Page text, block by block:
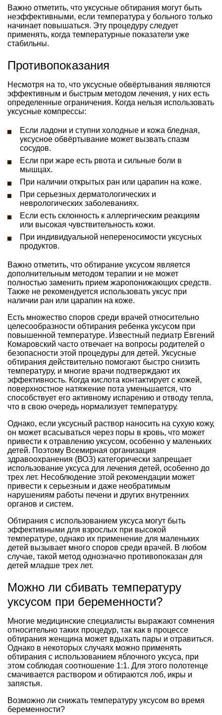
Важно отметить, что уксусные обтирания могут быть
неэффективными, если температура у больного только
начинает повышаться. Эту процедуру следует
применять, когда температурные показатели уже
стабильны.
Противопоказания
Несмотря на то, что уксусные обвёртывания являются
эффективным и быстрым методом лечения, у них есть
определенные ограничения. Когда нельзя использовать
уксусные компрессы:
Если ладони и ступни холодные и кожа бледная,
уксусное обвёртывание может вызвать спазм
сосудов.
Если при жаре есть рвота и сильные боли в
мышцах.
При наличии открытых ран или царапин на коже.
При серьезных дерматологических и
неврологических заболеваниях.
Если есть склонность к аллергическим реакциям
или высокая чувствительность кожи.
При индивидуальной непереносимости уксусных
продуктов.
Важно отметить, что обтирание уксусом является
дополнительным методом терапии и не может
полностью заменить прием жаропонижающих средств.
Также не рекомендуется использовать уксус при
наличии ран или царапин на коже.
Есть множество споров среди врачей относительно
целесообразности обтирания ребенка уксусом при
повышенной температуре. Известный педиатр Евгений
Комаровский часто отвечает на вопросы родителей о
безопасности этой процедуры для детей. Уксусные
обтирания действительно помогают быстро снизить
температуру, и многие врачи подтверждают их
эффективность. Когда кислота контактирует с кожей,
поверхностное натяжение пота уменьшается, что
способствует его активному испарению и отводу тепла,
что в свою очередь нормализует температуру.
Однако, если уксусный раствор наносить на сухую кожу,
он может всасываться через поры в кровь, что может
привести к отравлению уксусом, особенно у маленьких
детей. Поэтому Всемирная организация
здравоохранения (ВОЗ) категорически запрещает
использование уксуса для лечения детей, особенно до
трех лет. Несоблюдение этой рекомендации может
привести к серьезным и даже необратимым
нарушениям работы печени и других внутренних
органов и систем.
Обтирания с использованием уксуса могут быть
эффективными для взрослых при высокой
температуре, однако их применение для маленьких
детей вызывает много споров среди врачей. В любом
случае, такой метод однозначно противопоказан для
детей младше трех лет.
Можно ли сбивать температуру
уксусом при беременности?
Многие медицинские специалисты выражают сомнения
относительно таких процедур, так как в процессе
обтирания женщина может вдыхать пары и отравиться.
Однако в некоторых случаях можно применять
обтирания с использованием яблочного уксуса, при
этом соблюдая соотношение 1:1. Для этого полотенце
смачивается раствором и обтираются лоб, икры и
запястья.
Возможно ли снижать температуру уксусом во время
беременности?